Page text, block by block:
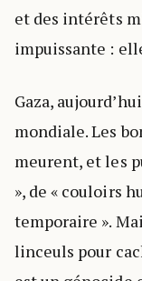
et des intérêts
impuissante :
Gaza,
mondiale. Les
meurent, et les
», de « couloirs
temporaire ».
linceuls pour